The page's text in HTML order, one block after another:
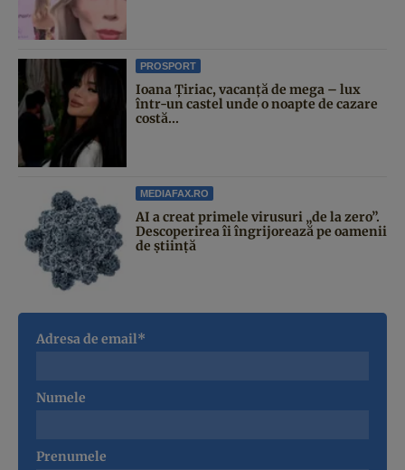
PROSPORT
Ioana Țiriac, vacanță de mega – lux
într-un castel unde o noapte de cazare
costă...
MEDIAFAX.RO
AI a creat primele virusuri „de la zero”.
Descoperirea îi îngrijorează pe oamenii
de știință
Adresa de email*
Numele
Prenumele